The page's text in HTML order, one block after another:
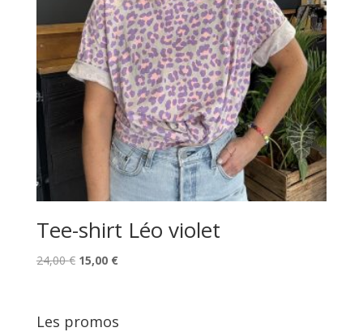
Tee-shirt Léo violet
24,00€ Le
15,00 €Le
Les promos